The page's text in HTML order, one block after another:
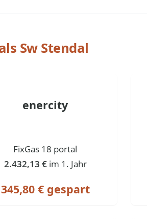
Sw Stendal
enercity
FixGas 18 portal
2.432,13 € im 1. Jahr
345,80 € gespart